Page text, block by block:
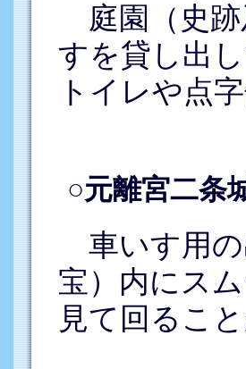
庭園（史跡
すを貸し出
トイレや点
○元離宮二条
車いす用の
宝）内にス
見て回るこ